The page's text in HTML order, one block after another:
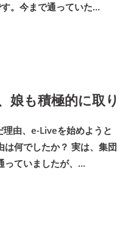
。今まで通っていた…
娘も積極的に取り
由、e-Liveを始めようと
は何でしたか？ 実は、集団
っていましたが、…